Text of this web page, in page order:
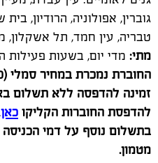
זמינה להדפסה ללא תשלום
להדפסת החוברות הקליקו כאן
בתשלום נוסף על דמי הכניסה
מטמון.